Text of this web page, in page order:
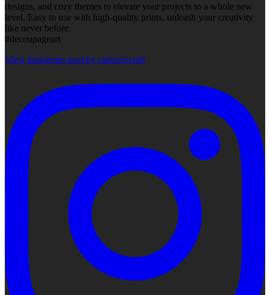
designs, and cozy themes to elevate your projects to a whole new
level. Easy to use with high-quality prints, unleash your creativity
like never before.
#decoupageart
View Instagram post by cadencecraft